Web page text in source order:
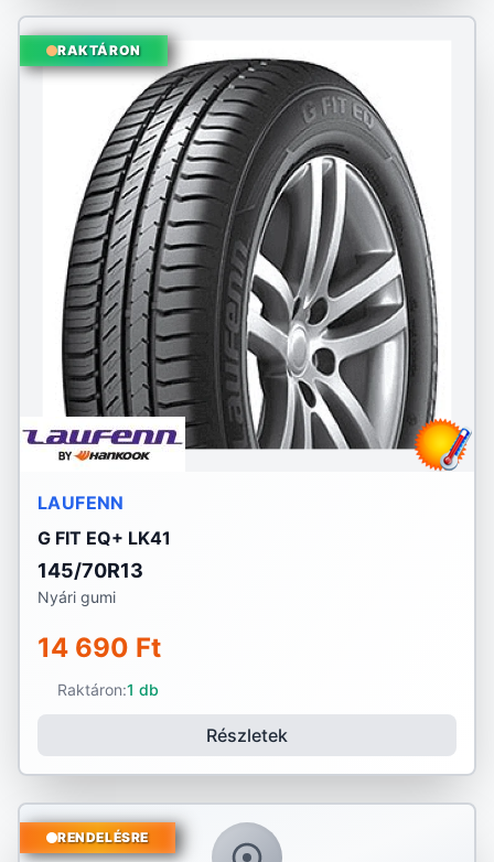
RAKTÁRON
LAUFENN
G FIT EQ+ LK41
145/70R13
Nyári gumi
14 690 Ft
Raktáron:1 db
Részletek
RENDELÉSRE